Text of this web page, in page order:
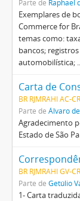
Parte de Raphael
Exemplares de
Commerce for
temas como:
bancos;
automobilística;
BR RJMRAHI AC-
Parte de Álvaro
Agradecimento
Estado de São
BR RJMRAHI GV-
Parte de Getúlio
1- Carta